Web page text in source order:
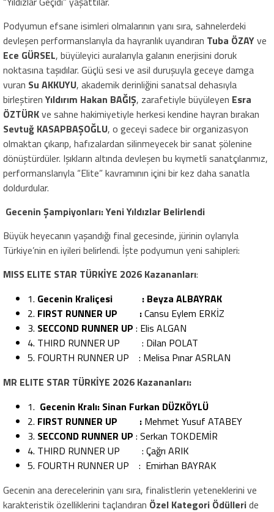
Podyumun efsane isimleri olmalarının yanı sıra, sahnelerdeki
devleşen performanslarıyla da hayranlık uyandıran Tuba ÖZAYve
Ece GÜRSEL, büyüleyici auralarıyla galanın enerjisini doruk
noktasına taşıdılar. Güçlü sesi ve asil duruşuyla geceye damga
vuran Su AKKUYU, akademik derinliğini sanatsal dehasıyla
birleştirenYıldırım Hakan BAĞIŞ, zarafetiyle büyüleyen Esra
ÖZTÜRKve sahne hakimiyetiyle herkesi kendine hayran bırakan
Sevtuğ KASAPBAŞOĞLU, o geceyi sadece bir organizasyon
olmaktan çıkarıp, hafızalardan silinmeyecek bir sanat şölenine
dönüştürdüler. Işıkların altında devleşen bu kıymetli sanatçılarımız,
performanslarıyla “Elite” kavramının içini bir kez daha sanatla
doldurdular.
Gecenin Şampiyonları: Yeni Yıldızlar Belirlendi
Büyük heyecanın yaşandığı final gecesinde, jürinin oylarıyla
Türkiye’nin en iyileri belirlendi. İşte podyumun yeni sahipleri:
MISS ELITE STAR TÜRKİYE 2026 Kazananları:
1. Gecenin Kraliçesi : Beyza ALBAYRAK
2. FIRST RUNNER UP :Cansu Eylem ERKİZ
3. SECCOND RUNNER UP : Elis ALGAN
4. THIRD RUNNER UP : Dilan POLAT
5. FOURTH RUNNER UP : Melisa Pınar ASRLAN
MR ELITE STAR TÜRKİYE 2026 Kazananları:
1. Gecenin Kralı: Sinan Furkan DÜZKÖYLÜ
2. FIRST RUNNER UP : Mehmet Yusuf ATABEY
3. SECCOND RUNNER UP : Serkan TOKDEMİR
4. THIRD RUNNER UP : Çağrı ARIK
5. FOURTH RUNNER UP : Emirhan BAYRAK
Gecenin ana derecelerinin yanı sıra, finalistlerin yeteneklerini ve
karakteristik özelliklerini taçlandıran Özel Kategori Ödülleride